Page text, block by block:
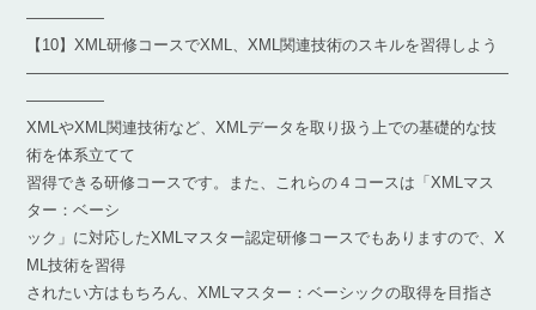
―――――
【10】XML研修コースでXML、XML関連技術のスキルを習得しよう
―――――――――――――――――――――――――――――――
―――――
XMLやXML関連技術など、XMLデータを取り扱う上での基礎的な技
術を体系立てて
習得できる研修コースです。また、これらの４コースは「XMLマス
ター：ベーシ
ック」に対応したXMLマスター認定研修コースでもありますので、X
ML技術を習得
されたい方はもちろん、XMLマスター：ベーシックの取得を目指さ